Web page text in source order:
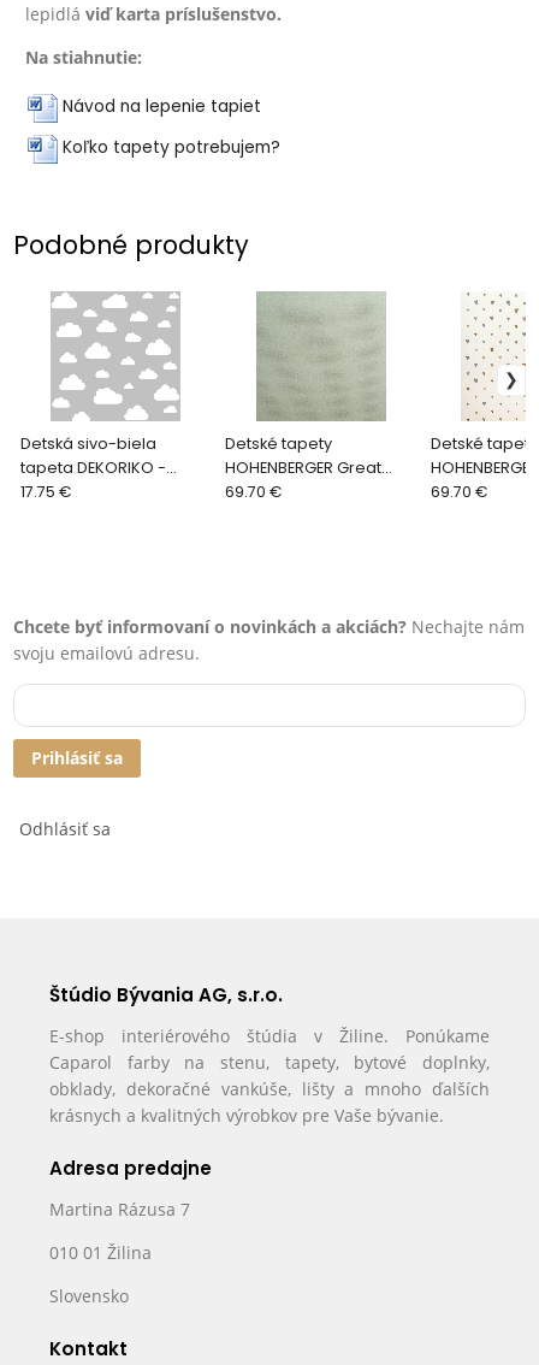
lepidláviď karta príslušenstvo.
Na stiahnutie:
Návod na lepenie tapiet
Koľko tapety potrebujem?
Podobné produkty
Detská sivo-biela
tapeta DEKORIKO -
OBLAKY, 7,5 - 24 cm
17.75 €
Detské tapety
HOHENBERGER Great
Kids 26811
69.70 €
Detské tapety
Kids 26814
69.70 €
Chcete byť informovaní o novinkách a akciách? Nechajte nám
svoju emailovú adresu.
Prihlásiť sa
Odhlásiť sa
Štúdio Bývania AG, s.r.o.
E-shop interiérového štúdia v Žiline. Ponúkame
Caparol farby na stenu, tapety, bytové doplnky,
obklady, dekoračné vankúše, lišty a mnoho ďalších
krásnych a kvalitných výrobkov pre Vaše bývanie.
Adresa predajne
Martina Rázusa 7
010 01 Žilina
Slovensko
Kontakt